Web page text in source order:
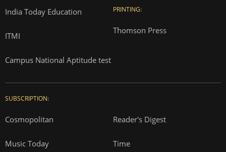
India Today Education
ITMI
Campus National Aptitude test
PRINTING:
Thomson Press
SUBSCRIPTION:
Cosmopolitan Reader's Digest
Music Today Time